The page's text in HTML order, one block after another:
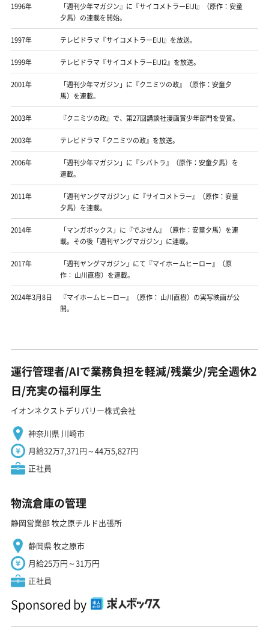
1996年
「週刊少年マガジン』に『サイコメトラーEIJI』（原作：安童
夕馬）の連載を開始。
1997年 テレビドラマ『サイコメトラーEIJI』を放送。
1999年 テレビドラマ『サイコメトラーEIJI2』を放送。
2001年
「週刊少年マガジン」に『クニミツの政』（原作：安童夕
馬）を連載。
2003年 『クニミツの政』で、第27回講談社漫画賞少年部門を受賞。
2003年 テレビドラマ『クニミツの政』を放送。
2006年
「週刊少年マガジン」に『シバトラ』（原作：安童夕馬）を
連載。
2011年
「週刊ヤングマガジン」に『サイコメトラー』（原作：安童
夕馬）を連載。
2014年
「マンガボックス」に『でぶせん』（原作：安童夕馬）を連
載。その後「週刊ヤングマガジン」に連載。
2017年
「週刊ヤングマガジン」にて『マイホームヒーロー』（原
作： 山川直樹）を連載。
2024年3月8日
『マイホームヒーロー』（原作： 山川直樹）の実写映画が公
開。
運行管理者/AIで業務負担を軽減/残業少/完全週休2
日/充実の福利厚生
イオンネクストデリバリー株式会社
神奈川県 川崎市
月給32万7,371円～44万5,827円
正社員
物流倉庫の管理
静岡営業部 牧之原チルド出張所
静岡県 牧之原市
月給25万円～31万円
正社員
Sponsored by